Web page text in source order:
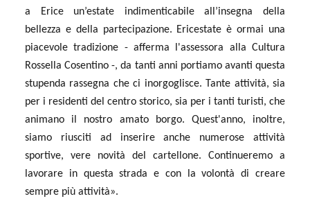
a Erice un’estate indimenticabile all’insegna della
bellezza e della partecipazione. Ericestate è ormai una
piacevole tradizione - afferma l'assessora alla Cultura
Rossella Cosentino -, da tanti anni portiamo avanti questa
stupenda rassegna che ci inorgoglisce. Tante attività, sia
per i residenti del centro storico, sia per i tanti turisti, che
animano il nostro amato borgo. Quest'anno, inoltre,
siamo riusciti ad inserire anche numerose attività
sportive, vere novità del cartellone. Continueremo a
lavorare in questa strada e con la volontà di creare
sempre più attività».